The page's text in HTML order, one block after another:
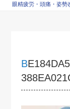
眼精疲労・頭痛・姿勢
BE184DA5-DBBF-429F-95E6-